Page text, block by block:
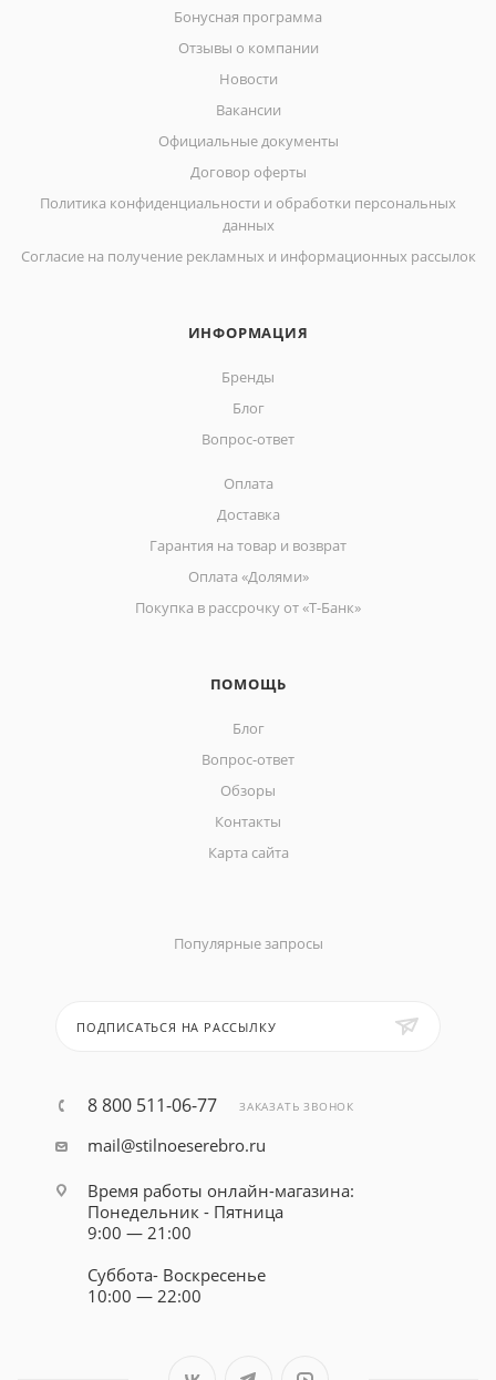
Бонусная программа
Отзывы о компании
Новости
Вакансии
Официальные документы
Договор оферты
Политика конфиденциальности и обработки персональных
данных
Согласие на получение рекламных и информационных рассылок
ИНФОРМАЦИЯ
Бренды
Блог
Вопрос-ответ
Оплата
Доставка
Гарантия на товар и возврат
Оплата «Долями»
Покупка в рассрочку от «Т-Банк»
ПОМОЩЬ
Блог
Вопрос-ответ
Обзоры
Контакты
Карта сайта
Популярные запросы
ПОДПИСАТЬСЯ НА РАССЫЛКУ
8 800 511-06-77 ЗАКАЗАТЬ ЗВОНОК
mail@stilnoeserebro.ru
Время работы онлайн-магазина:
Понедельник - Пятница
9:00 — 21:00
Суббота- Воскресенье
10:00 — 22:00